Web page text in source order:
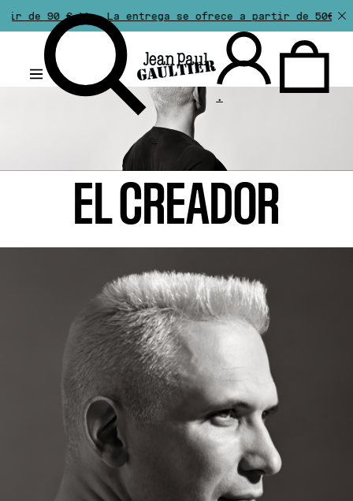
La entrega se ofrece a partir de 50€ de compra. Las
.
EL CREADOR